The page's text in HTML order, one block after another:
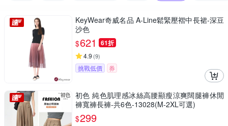
KeyWear奇威名品 A-Line鬆緊壓褶中長裙-深豆
沙色
$621 61折
4.9 (9)
挑戰低價 券
初色 純色肌理感冰絲高腰顯瘦涼爽闊腿褲休閒
褲寬褲長褲-共6色-13028(M-2XL可選)
$299